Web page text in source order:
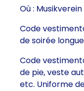
Où :
Code
de soirée
Code
de pie, veste
etc. Uniforme